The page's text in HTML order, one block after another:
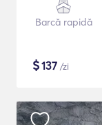
Barcă rapidă
$137 /zi